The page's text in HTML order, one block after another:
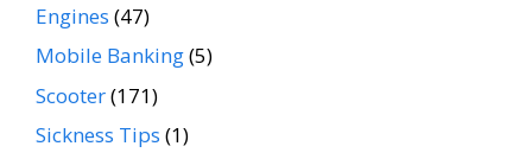
Engines (47)
Mobile Banking(5)
Scooter(171)
Sickness Tips (1)